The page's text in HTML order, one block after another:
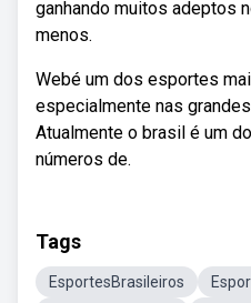
ganhando muitos adeptos
menos.
Webé um dos esportes
especialmente nas
Atualmente o brasil é um
números de.
Tags
EsportesBrasileiros